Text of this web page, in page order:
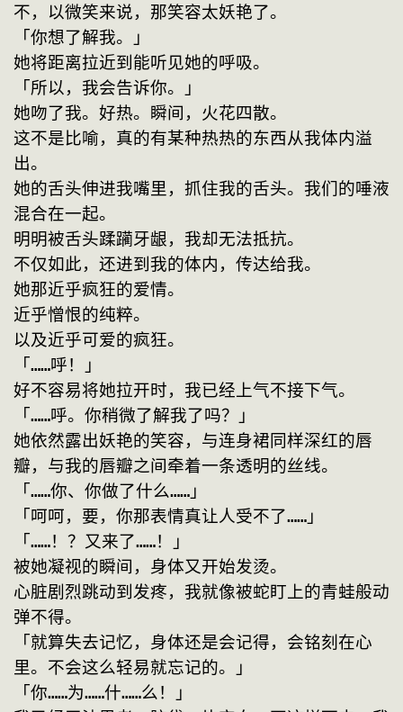
不，以微笑来说，那笑容太妖艳了。
「你想了解我。」
她将距离拉近到能听见她的呼吸。
「所以，我会告诉你。」
她吻了我。好热。瞬间，火花四散。
这不是比喻，真的有某种热热的东西从我体内溢
出。
她的舌头伸进我嘴里，抓住我的舌头。我们的唾液
混合在一起。
明明被舌头蹂躏牙龈，我却无法抵抗。
不仅如此，还进到我的体内，传达给我。
她那近乎疯狂的爱情。
近乎憎恨的纯粹。
以及近乎可爱的疯狂。
「……呼！」
好不容易将她拉开时，我已经上气不接下气。
「……呼。你稍微了解我了吗？」
她依然露出妖艳的笑容，与连身裙同样深红的唇
瓣，与我的唇瓣之间牵着一条透明的丝线。
「……你、你做了什么……」
「呵呵，要，你那表情真让人受不了……」
「……！？又来了……！」
被她凝视的瞬间，身体又开始发烫。
心脏剧烈跳动到发疼，我就像被蛇盯上的青蛙般动
弹不得。
「就算失去记忆，身体还是会记得，会铭刻在心
里。不会这么轻易就忘记的。」
「你……为……什……么！」